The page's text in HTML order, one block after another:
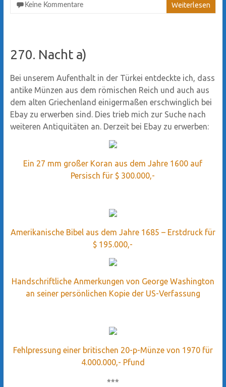
Keine Kommentare Weiterlesen
270. Nacht a)
Bei unserem Aufenthalt in der Türkei entdeckte ich, dass
antike Münzen aus dem römischen Reich und auch aus
dem alten Griechenland einigermaßen erschwinglich bei
Ebay zu erwerben sind. Dies trieb mich zur Suche nach
weiteren Antiquitäten an. Derzeit bei Ebay zu erwerben:
Ein 27 mm großer Koran aus dem Jahre 1600 auf
Persisch für $ 300.000,-
Amerikanische Bibel aus dem Jahre 1685 – Erstdruck für
$ 195.000,-
Handschriftliche Anmerkungen von George Washington
an seiner persönlichen Kopie der US-Verfassung
Fehlpressung einer britischen 20-p-Münze von 1970 für
4.000.000,- Pfund
***